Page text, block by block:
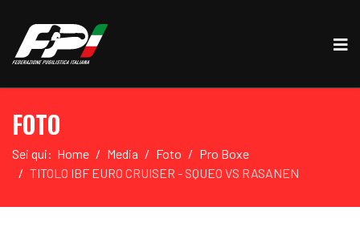
FOTO
Sei qui: Home Media Foto
Pro Boxe
TITOLO IBF EURO CRUISER - SQUEO VS RASANEN